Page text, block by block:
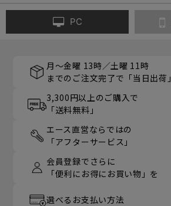
PC
月～金曜 13時／土曜 11時
までのご注文完了で「当日出荷」
3,300円以上のご購入で
「送料無料」
エース直営ならではの
「アフターサービス」
会員登録でさらに
「便利にお得にお買い物」を
選べるお支払い方法